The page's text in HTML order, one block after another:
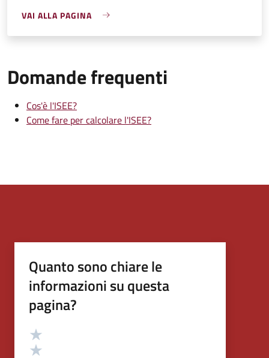
VAI ALLA PAGINA
Domande frequenti
Cos'è l'ISEE?
Come fare per calcolare l'ISEE?
Quanto sono chiare le
informazioni su questa
pagina?
Valutazione